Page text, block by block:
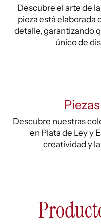
Descubre el arte de
pieza está elaborada
detalle, garantizando
único de
Descubre nuestras
en Plata de Ley y
creatividad y